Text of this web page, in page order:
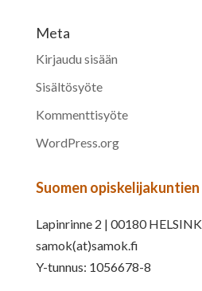
Meta
Kirjaudu sisään
Sisältösyöte
Kommenttisyöte
WordPress.org
Suomen
Lapinrinne 2 | 00180
samok(at)samok.fi
Y-tunnus: 1056678-8